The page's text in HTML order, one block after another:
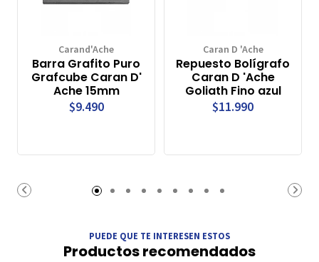
Carand'Ache
Barra Grafito Puro
Grafcube Caran D'
Ache 15mm
$9.490
Caran D 'Ache
Repuesto Bolígrafo
Caran D 'Ache
Goliath Fino azul
$11.990
PUEDE QUE TE INTERESEN ESTOS
Productos recomendados